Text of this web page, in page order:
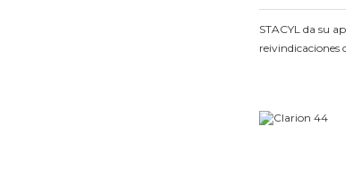
STACYL da su
reivindicaciones